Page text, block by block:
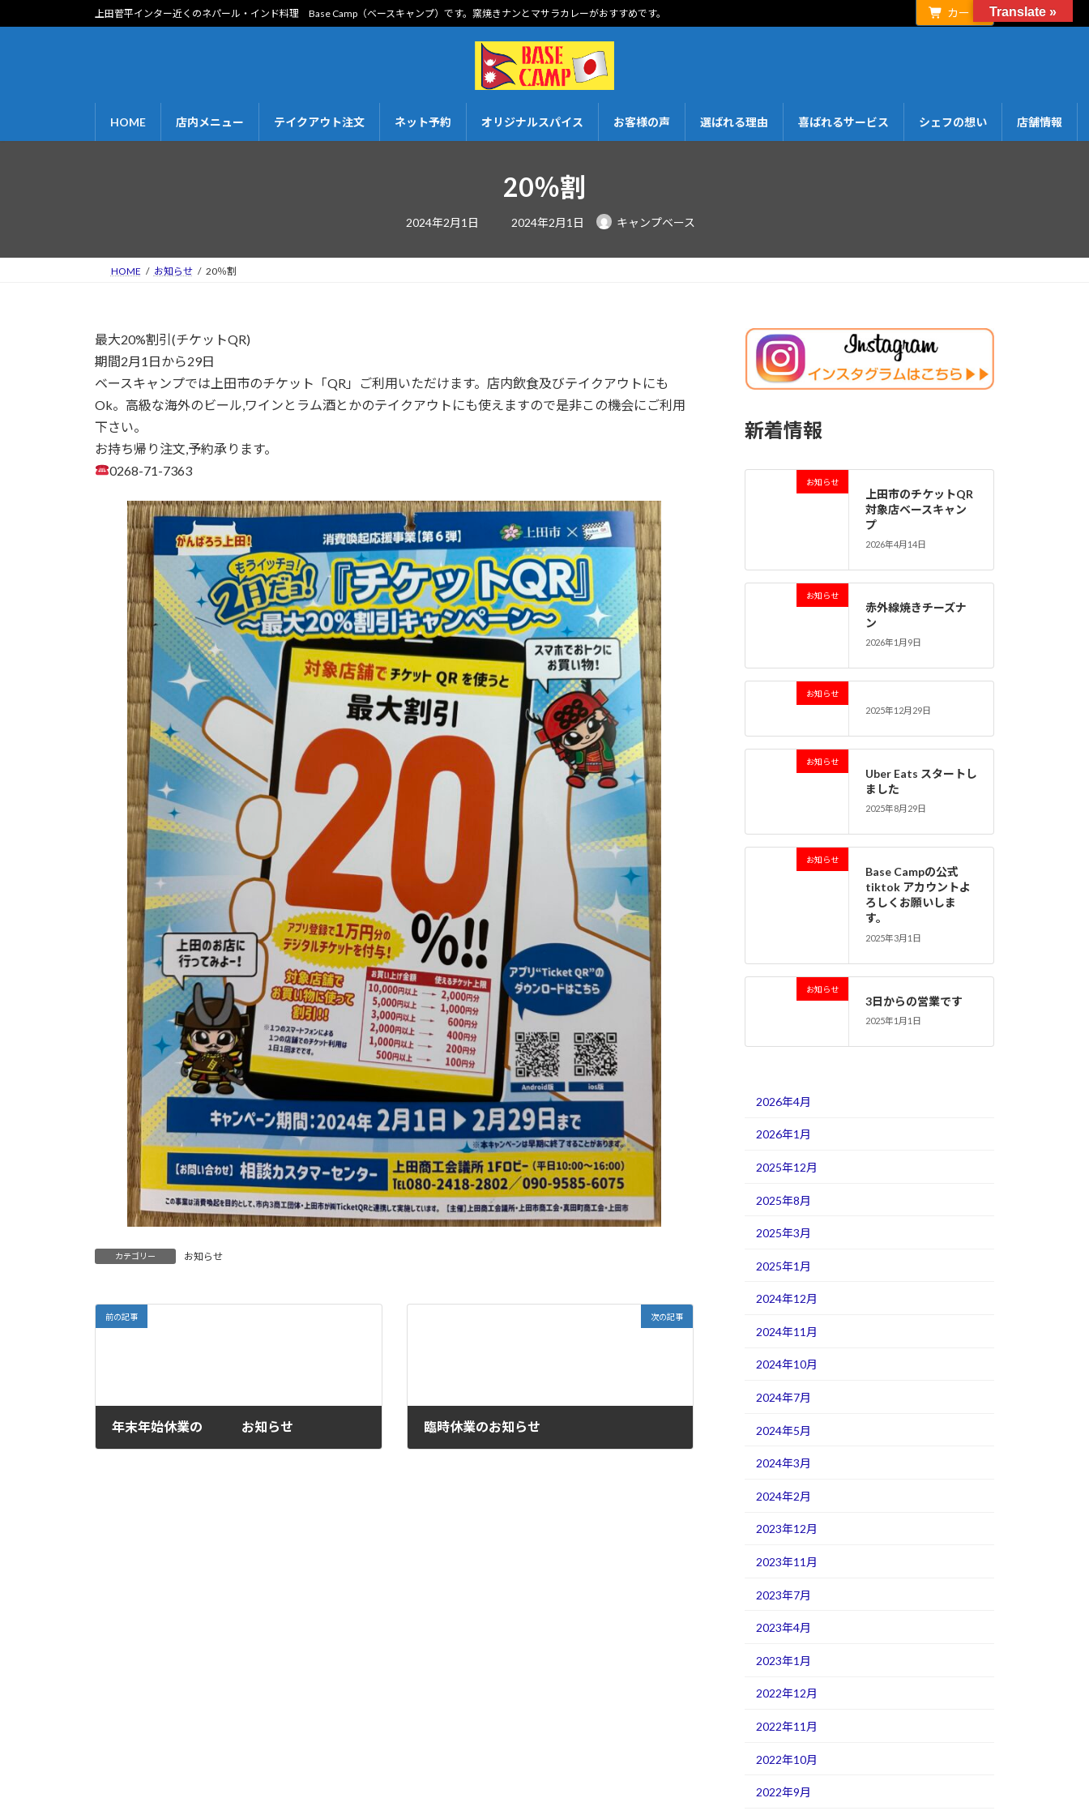
ン
キ
ビ
に
上田菅平インター近くのネパール・インド料理 Base Camp（ベースキャンプ）です。窯焼きナンとマサラカレーがおすすめです。 カート
HOME 店内メニュー テイクアウト注文 ネット予約 オリジナルスパイス お客様の声 選ばれる理由 喜ばれるサービス シェフの想い 店舗情報
20％割
2024年2月1日
最
終
日
2024年2月1日 キャンプベース
HOME お知らせ 20％割
最大20%割引(チケットQR)
期間2月1日から29日
ベースキャンプでは上田市のチケット「QR」ご利用いただけます。店内飲食及びテイクアウトにも
Ok。高級な海外のビール,ワインとラム酒とかのテイクアウトにも使えますので是非この機会にご利用
下さい。
お持ち帰り注文,予約承ります。
0268-71-7363
カテゴリー お知らせ
前の記事
年末年始休業の お知らせ
次の記事
臨時休業のお知らせ
新着情報
お知らせ
上田市のチケットQR
対象店ベースキャン
プ
2026年4月14日
お知らせ
赤外線焼きチーズナ
ン
2026年1月9日
お知らせ
2025年12月29日
お知らせ
Uber Eats スタートし
ました
2025年8月29日
お知らせ
Base Campの公式
tiktok アカウントよ
ろしくお願いしま
す。
2025年3月1日
お知らせ
3日からの営業です
2025年1月1日
2026年4月
2026年1月
2025年12月
2025年8月
2025年3月
2025年1月
2024年12月
2024年11月
2024年10月
2024年7月
2024年5月
2024年3月
2024年2月
2023年12月
2023年11月
2023年7月
2023年4月
2023年1月
2022年12月
2022年11月
2022年10月
2022年9月
Translate »